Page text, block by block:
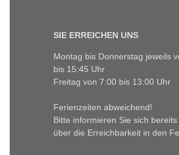
SIE ERREICHEN UNS
Montag bis Donnerstag jeweils
bis 15:45 Uhr
Freitag von 7:00 bis 13:00 Uhr
Ferienzeiten abweichend!
Bitte informieren Sie sich bereits
über die Erreichbarkeit in den